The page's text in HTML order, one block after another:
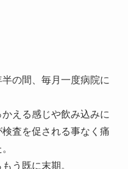
の間、毎月一度病院に
える感じや飲み込みに
査を促される事なく痛
う既に末期。